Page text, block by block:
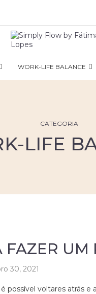
WORK-LIFE BALANCE
CATEGORIA
LIFE
UM
30, 2021
possível voltares atrás